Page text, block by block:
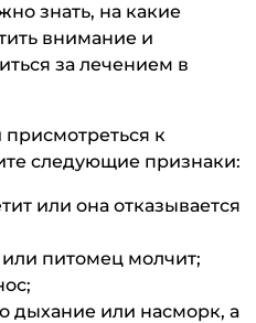
знать, на какие
внимание и
за лечением в
к
следующие признаки:
или она отказывается
питомец молчит;
дыхание или насморк, а